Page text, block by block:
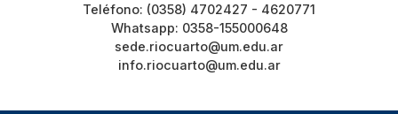
Teléfono: (0358) 4702427 - 4620771
Whatsapp: 0358-155000648
sede.riocuarto@um.edu.ar
info.riocuarto@um.edu.ar